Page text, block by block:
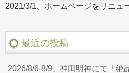
2021/3/1、ホームページをリニュ
最近の投稿
2026/8/6-8/9、神田明神にて「絶